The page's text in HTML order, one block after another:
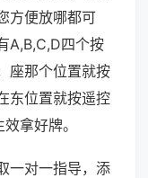
方便放哪都可
A,B,C,D四个按
座那个位置就按
东位置就按遥控
拿好牌。
一对一指导，添